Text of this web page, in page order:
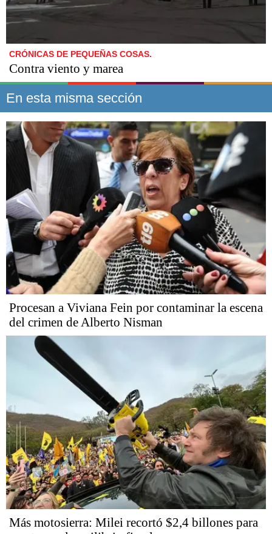
CRÓNICAS DE PEQUEÑAS COSAS.
Contra viento y marea
En esta misma sección
Procesan a Viviana Fein por contaminar la escena
del crimen de Alberto Nisman
Más motosierra: Milei recortó $2,4 billones para